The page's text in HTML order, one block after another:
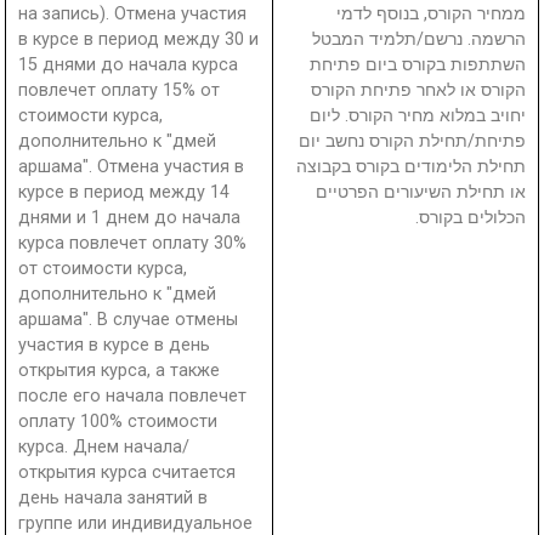
на запись). Отмена участия
в курсе в период между 30 и
15 днями до начала курса
повлечет оплату 15% от
стоимости курса,
дополнительно к "дмей
аршама". Отмена участия в
курсе в период между 14
днями и 1 днем до начала
курса повлечет оплату 30%
от стоимости курса,
дополнительно к "дмей
аршама". В случае отмены
участия в курсе в день
открытия курса, а также
после его начала повлечет
оплату 100% стоимости
курса. Днем начала/
открытия курса считается
день начала занятий в
группе или индивидуальное
ממחיר הקורס, בנוסף לדמי
הרשמה. נרשם/תלמיד המבטל
השתתפות בקורס ביום פתיחת
הקורס או לאחר פתיחת הקורס
יחויב במלוא מחיר הקורס. ליום
פתיחת/תחילת הקורס נחשב יום
תחילת הלימודים בקורס בקבוצה
או תחילת השיעורים הפרטיים
הכלולים בקורס.